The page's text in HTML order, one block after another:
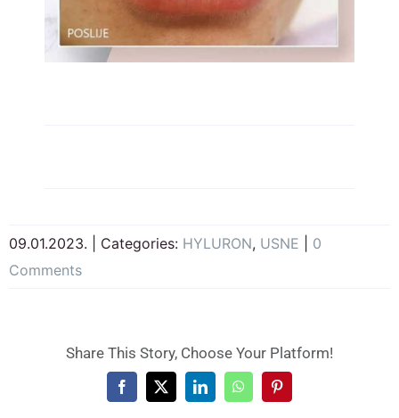
09.01.2023. Categories: HYLURON, USNE
0
Comments
Share This Story, Choose Your Platform!
Facebook
X LinkedInWhatsAppPinterest